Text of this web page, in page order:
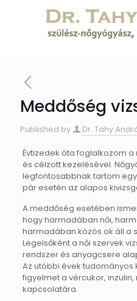
Meddőség
Published by Dr. Tahy
Évtizedek óta foglalkozom a
és célzott kezelésével.
legfontosabbnak tartom
pár esetén az alapos
A meddőség esetében
hogy harmadában női,
harmadában közös ok áll a
Legelsőként a női szervek
rendszer és anyagcsere
Az utóbbi évek
figyelmet a vércukor,
kapcsolatára.